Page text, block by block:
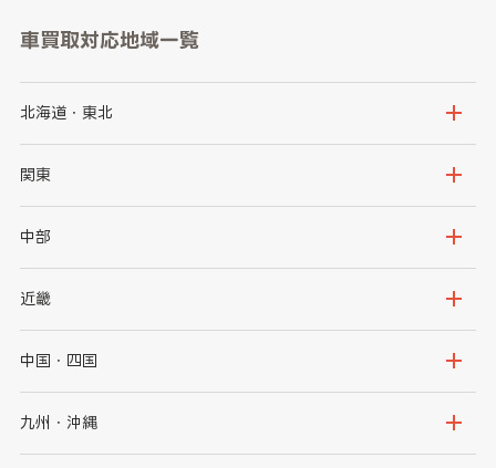
車買取対応地域一覧
北海道・東北
北海道
岩手県
秋田県
関東
茨城県
群馬県
千葉県
中部
新潟県
石川県
山梨県
近畿
大阪府
京都府
中国・四国
鳥取県
九州・沖縄